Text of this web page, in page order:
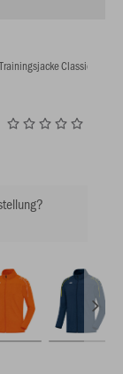
Classico